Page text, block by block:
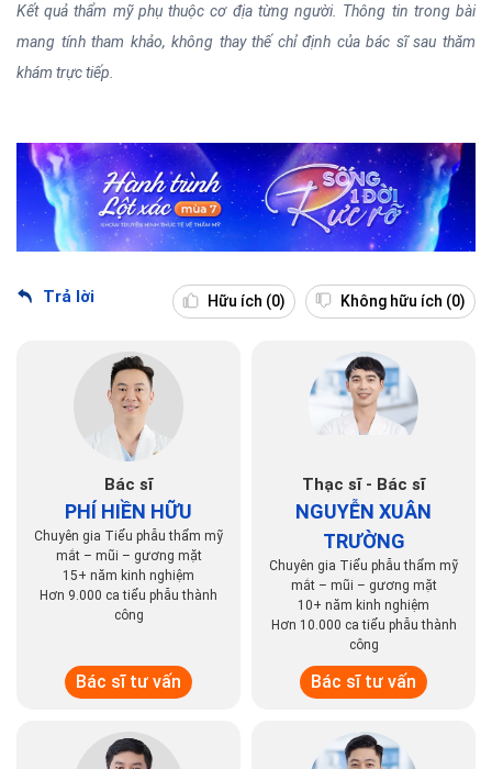
Kết quả thẩm mỹ phụ thuộc cơ địa từng người. Thông tin trong bài
mang tính tham khảo, không thay thế chỉ định của bác sĩ sau thăm
khám trực tiếp.
Trả lời Hữu ích (0) Không hữu ích (0)
Bác sĩ
PHÍ HIỀN HỮU
Chuyên gia Tiểu phẫu thẩm mỹ
mắt – mũi – gương mặt
15+ năm kinh nghiệm
Hơn 9.000 ca tiểu phẫu thành
công
Bác sĩ tư vấn
Thạc sĩ - Bác sĩ
NGUYỄN XUÂN
TRƯỜNG
Chuyên gia Tiểu phẫu thẩm mỹ
mắt – mũi – gương mặt
10+ năm kinh nghiệm
Hơn 10.000 ca tiểu phẫu thành
công
Bác sĩ tư vấn